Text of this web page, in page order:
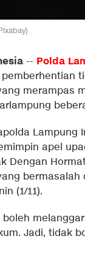
-- Polda
merampas
Lampung
apel
Dengan
bermasalah
(1/11).
Jadi, tidak